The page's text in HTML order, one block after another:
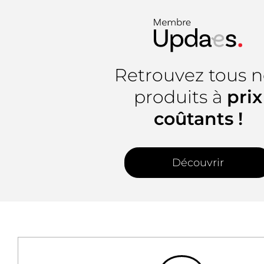
Retrouvez tous
produits à prix
coûtants !
Découvrir